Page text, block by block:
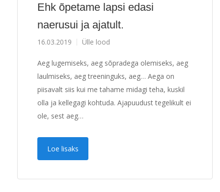
Ehk õpetame lapsi edasi
naerusui ja ajatult.
16.03.2019 Ülle lood
Aeg lugemiseks, aeg sõpradega olemiseks, aeg
laulmiseks, aeg treeninguks, aeg… Aega on
piisavalt siis kui me tahame midagi teha, kuskil
olla ja kellegagi kohtuda. Ajapuudust tegelikult ei
ole, sest aeg…
Loe lisaks